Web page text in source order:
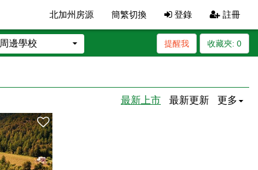
北加州房源 簡繁切換 登錄 註冊
周邊學校 收藏夾: 0
提醒我
最新上市 最新更新 更多